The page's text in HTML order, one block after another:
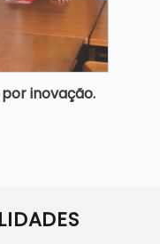
inovação.